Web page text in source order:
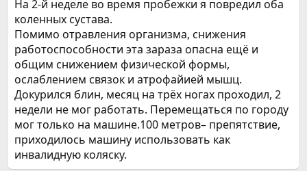
На 2-й неделе во время пробежки я повредил оба
коленных сустава.
Помимо отравления организма, снижения
работоспособности эта зараза опасна ещё и
общим снижением физической формы,
ослаблением связок и атрофайией мышц.
Докурился блин, месяц на трёх ногах проходил, 2
недели не мог работать. Перемещаться по городу
мог только на машине.100 метров– препятствие,
приходилось машину использовать как
инвалидную коляску.